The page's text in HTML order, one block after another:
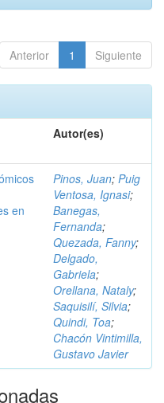
Anterior 1 Siguiente
Autor(es)
en
Pinos, Juan; Puig
Ventosa, Ignasi;
Banegas,
Fernanda;
Quezada, Fanny;
Delgado,
Gabriela;
Orellana, Nataly;
Saquisilí, Silvia;
Quindi, Toa;
Chacón Vintimilla,
Gustavo Javier